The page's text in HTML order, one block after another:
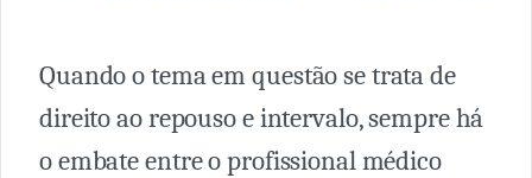
Quando o tema em questão se trata de
direito ao repouso e intervalo, sempre há
o embate entre o profissional médico